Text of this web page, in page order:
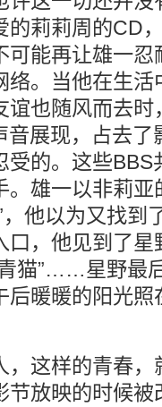
的莉莉周的CD
可能再让雄一
络。当他在生
也随风而去时
音展现，占去
受的。这些
。雄一以非莉
他以为又找到
口，他见到了
猫”……星野最
后暖暖的阳光
，这样的青春
节放映的时候